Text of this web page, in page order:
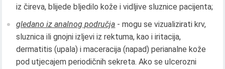
iz čireva, blijede bljedilo kože i vidljive sluznice pacijenta;
gledano iz analnog područja - mogu se vizualizirati krv,
sluznica ili gnojni izljevi iz rektuma, kao i iritacija,
dermatitis (upala) i maceracija (napad) perianalne kože
pod utjecajem periodičnih sekreta. Ako se ulcerozni